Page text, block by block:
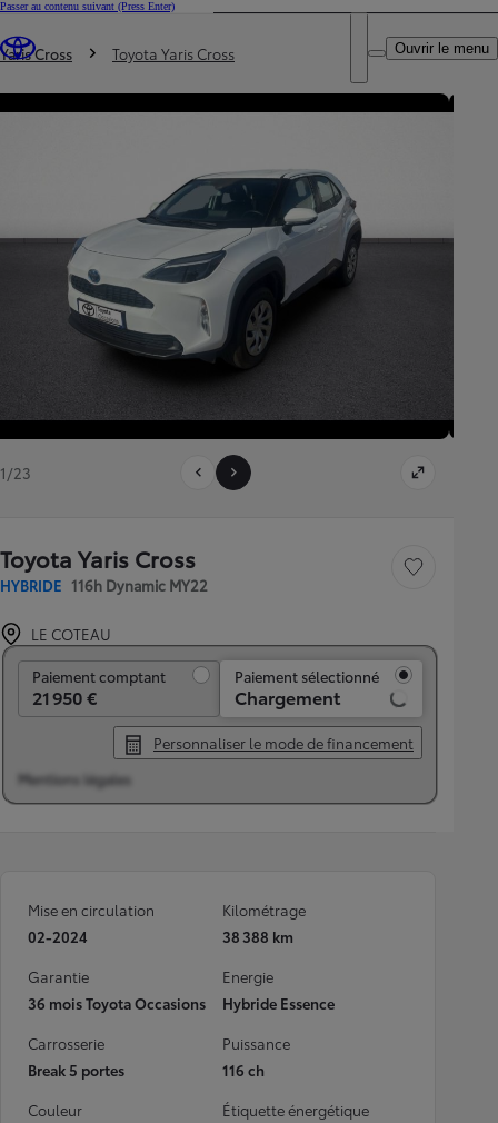
Passer au contenu suivant (Press Enter)
Trouvez un partenaire Toyota
DEALER NAME
Ouvrir le menu
Vous êtes ici
Yaris Cross Toyota Yaris Cross
1/23
Toyota Yaris Cross
HYBRIDE 116h Dynamic MY22
Sauvegarder le
LE COTEAU
Paiement comptant
21 950 €
Paiement sélectionné
Chargement
Personnaliser le mode de financement
Mentions légales
Mise en circulation
02-2024
Kilométrage
38 388 km
Garantie
36 mois Toyota Occasions
Energie
Hybride Essence
Carrosserie
Break 5 portes
Puissance
116 ch
Couleur
Étiquette énergétique